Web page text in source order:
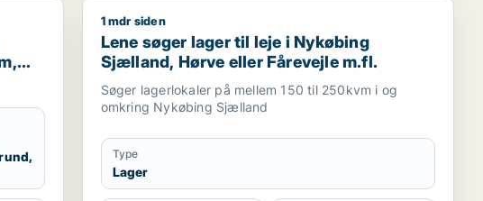
undervisningslokale, showroom, erhvervsgrund,
Lene søger lager til leje i Nykøbing Sjælland, Hørve
1 mdr siden
Lene søger lager til leje i Nykøbing
Sjælland, Hørve eller Fårevejle m.fl.
Søger lagerlokaler på mellem 150 til 250kvm i og
omkring Nykøbing Sjælland
Type
Lager